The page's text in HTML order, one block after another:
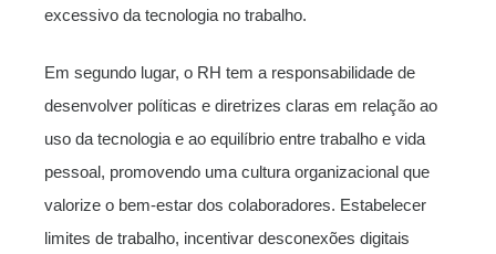
excessivo da tecnologia no trabalho.
Em segundo lugar, o RH tem a responsabilidade de
desenvolver políticas e diretrizes claras em relação ao
uso da tecnologia e ao equilíbrio entre trabalho e vida
pessoal, promovendo uma cultura organizacional que
valorize o bem-estar dos colaboradores. Estabelecer
limites de trabalho, incentivar desconexões digitais